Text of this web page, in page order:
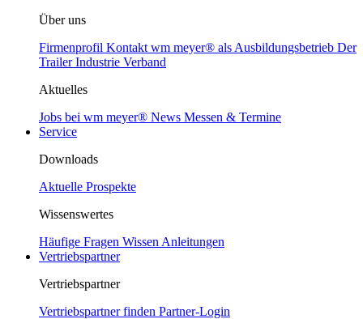
Über uns
Firmenprofil Kontakt wm meyer® als Ausbildungsbetrieb Der
Trailer Industrie Verband
Aktuelles
Jobs bei wm meyer® News Messen & Termine
Service
Downloads
Aktuelle Prospekte
Wissenswertes
Häufige Fragen Wissen Anleitungen
Vertriebspartner
Vertriebspartner
Vertriebspartner finden Partner-Login